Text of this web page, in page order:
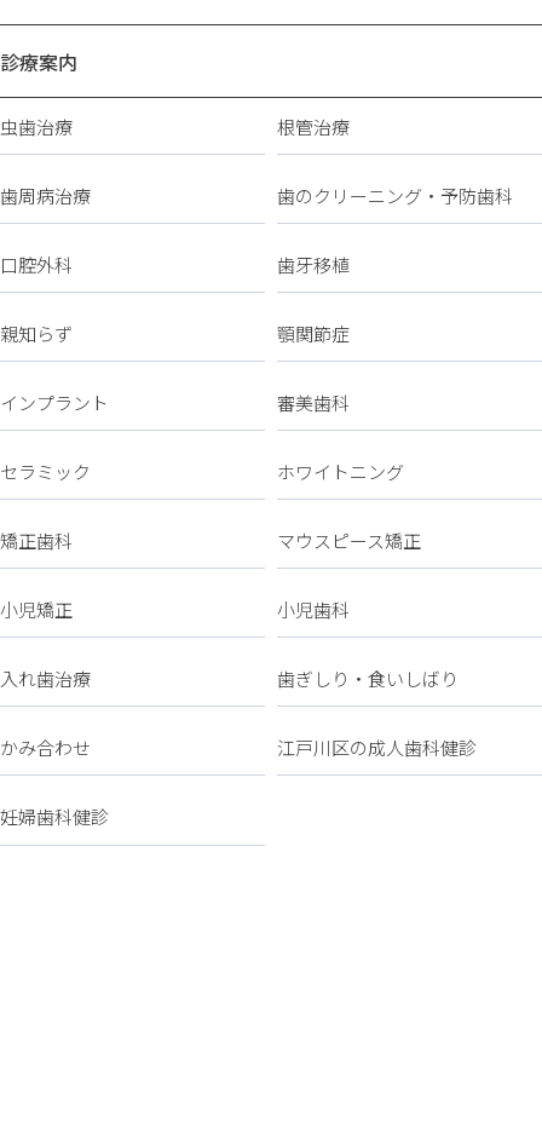
診療案内
虫歯治療 根管治療
歯周病治療 歯のクリーニング・予防歯科
口腔外科 歯牙移植
親知らず 顎関節症
インプラント 審美歯科
セラミック ホワイトニング
矯正歯科 マウスピース矯正
小児矯正 小児歯科
入れ歯治療 歯ぎしり・食いしばり
かみ合わせ 江戸川区の成人歯科健診
妊婦歯科健診